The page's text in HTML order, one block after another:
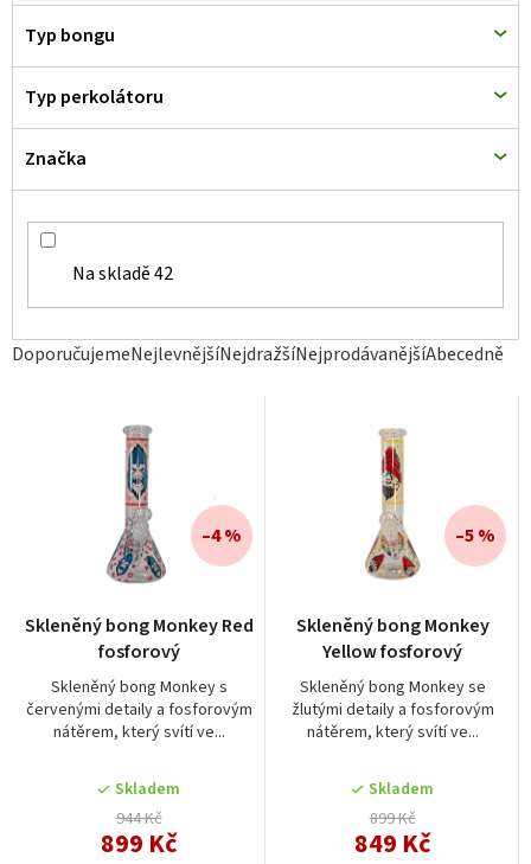
Ř
u
DoporučujemeNejlevnějšíNejdražšíNejprodávanějšíAbecedně
Na skladě42
Typ bongu
Typ perkolátoru
Značka
Skleněný bong Monkey Red
fosforový
Skleněný bong Monkey s
červenými detaily a fosforovým
nátěrem, který svítí ve...
Skladem
944 Kč
899 Kč
–4 %
Skleněný bong Monkey
Yellow fosforový
Skleněný bong Monkey se
žlutými detaily a fosforovým
nátěrem, který svítí ve...
Skladem
899 Kč
849 Kč
–5 %